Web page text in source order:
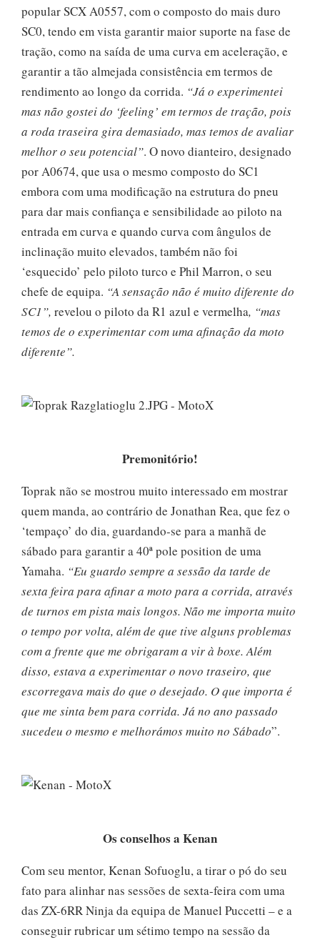
popular SCX A0557, com o composto do mais duro
SC0, tendo em vista garantir maior suporte na fase de
tração, como na saída de uma curva em aceleração, e
garantir a tão almejada consistência em termos de
rendimento ao longo da corrida. “Já o experimentei
mas não gostei do ‘feeling’ em termos de tração, pois
a roda traseira gira demasiado, mas temos de avaliar
melhor o seu potencial”. O novo dianteiro, designado
por A0674, que usa o mesmo composto do SC1
embora com uma modificação na estrutura do pneu
para dar mais confiança e sensibilidade ao piloto na
entrada em curva e quando curva com ângulos de
inclinação muito elevados, também não foi
‘esquecido’ pelo piloto turco e Phil Marron, o seu
chefe de equipa. “A sensação não é muito diferente do
SC1”, revelou o piloto da R1 azul e vermelha, “mas
temos de o experimentar com uma afinação da moto
diferente”.
Premonitório!
Toprak não se mostrou muito interessado em mostrar
quem manda, ao contrário de Jonathan Rea, que fez o
‘tempaço’ do dia, guardando-se para a manhã de
sábado para garantir a 40ª pole position de uma
Yamaha. “Eu guardo sempre a sessão da tarde de
sexta feira para afinar a moto para a corrida, através
de turnos em pista mais longos. Não me importa muito
o tempo por volta, além de que tive alguns problemas
com a frente que me obrigaram a vir à boxe. Além
disso, estava a experimentar o novo traseiro, que
escorregava mais do que o desejado. O que importa é
que me sinta bem para corrida. Já no ano passado
sucedeu o mesmo e melhorámos muito no Sábado”.
Os conselhos a Kenan
Com seu mentor, Kenan Sofuoglu, a tirar o pó do seu
fato para alinhar nas sessões de sexta-feira com uma
das ZX-6RR Ninja da equipa de Manuel Puccetti – e a
conseguir rubricar um sétimo tempo na sessão da